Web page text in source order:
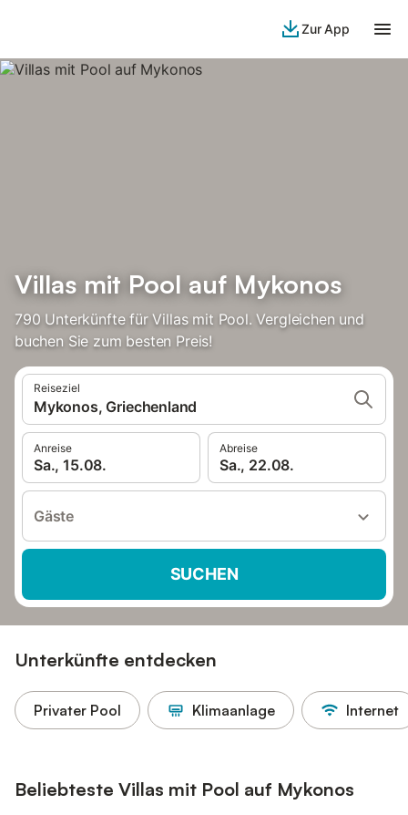
Zur App
Villas mit Pool auf Mykonos
790 Unterkünfte für Villas mit Pool. Vergleichen und
buchen Sie zum besten Preis!
Reiseziel
Mykonos, Griechenland
Anreise
Sa., 15.08.
Abreise
Sa., 22.08.
Gäste
SUCHEN
Unterkünfte entdecken
Privater Pool Klimaanlage Internet
Beliebteste Villas mit Pool auf Mykonos